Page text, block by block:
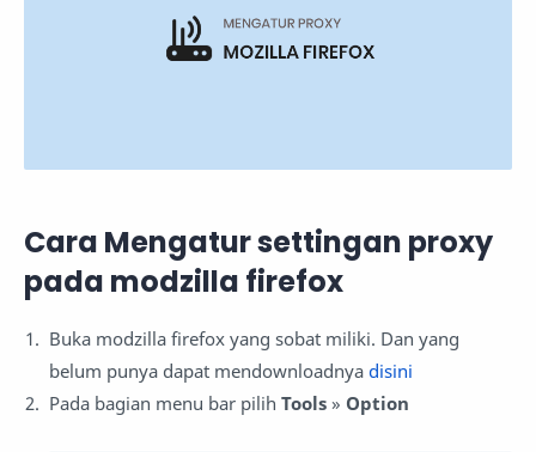
Cara Mengatur settingan proxy
pada modzilla firefox
Buka modzilla firefox yang sobat miliki. Dan yang
belum punya dapat mendownloadnya disini
Pada bagian menu bar pilih Tools » Option